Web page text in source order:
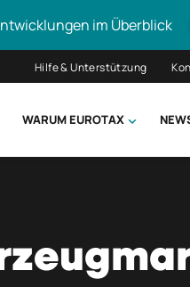
im Überblick
Hilfe & Unterstützung
WARUM EUROTAX